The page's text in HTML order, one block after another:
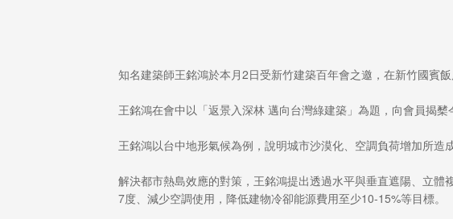
知名建築師王銘鴻於本月2日受新竹建築百年會之邀，在新竹國賓
王銘鴻在會中以「返景入深林 邁向台灣綠建築」為題，向會員揭
王銘鴻以台中地形氣候為例，說明城市沙漠化、空調負荷增加所造
解決都市熱島效應的對策，王銘鴻提出透過水平與垂直遮陽、立
7度、減少空調使用，降低建物冷卻能源費用至少10-15%等目標。